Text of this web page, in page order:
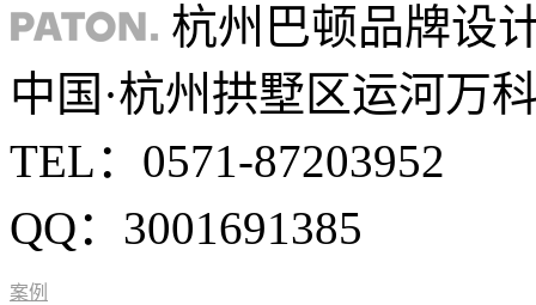
杭州巴顿品牌设
中国·杭州拱墅区运河万
TEL：0571-87203952
QQ：3001691385
案例